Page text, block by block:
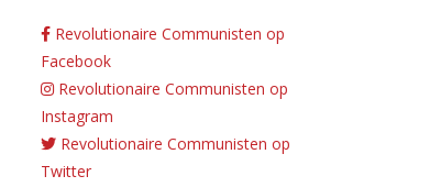
Revolutionaire Communisten op
Facebook
Revolutionaire Communisten op
Instagram
Revolutionaire Communisten op
Twitter